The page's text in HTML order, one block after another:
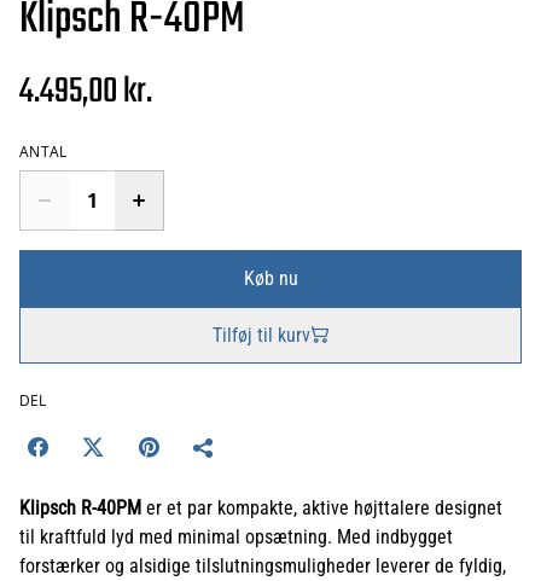
Klipsch R-40PM
4.495,00 kr.
ANTAL
Køb nu
Tilføj til kurv
DEL
Klipsch R-40PM er et par kompakte, aktive højttalere designet
til kraftfuld lyd med minimal opsætning. Med indbygget
forstærker og alsidige tilslutningsmuligheder leverer de fyldig,